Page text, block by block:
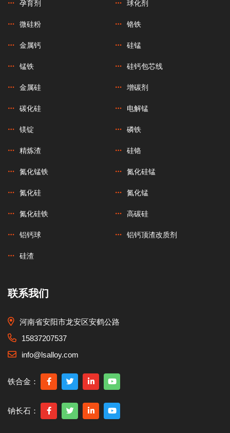
孕育剂 球化剂
微硅粉 铬铁
金属钙 硅锰
锰铁 硅钙包芯线
金属硅 增碳剂
碳化硅 电解锰
镁锭 磷铁
精炼渣 硅铬
氮化锰铁 氮化硅锰
氮化硅 氮化锰
氮化硅铁 高碳硅
铝钙球 铝钙顶渣改质剂
硅渣
联系我们
河南省安阳市龙安区安鹤公路
15837207537
info@lsalloy.com
铁合金：
钠长石：